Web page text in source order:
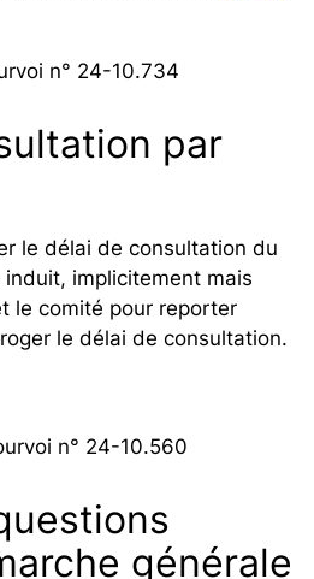
n° 24-10.734
par
le délai de consultation du
induit, implicitement mais
le comité pour reporter
le délai de consultation.
n° 24-10.560
générale